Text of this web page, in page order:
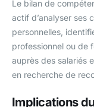
Le bilan de
actif d’analyser ses
personnelles,
professionnel ou de
auprès des salariés
en recherche de
Implications